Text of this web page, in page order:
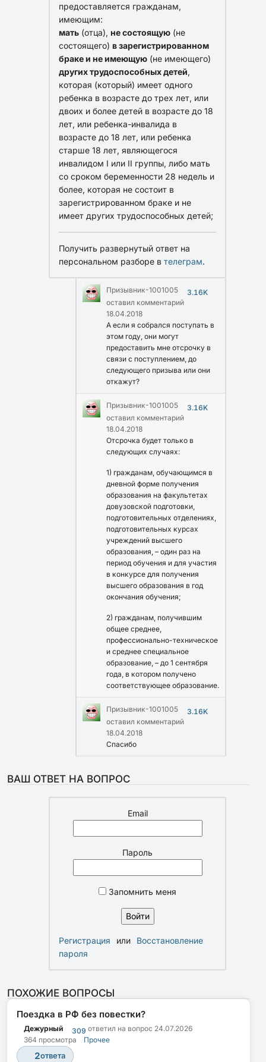
предоставляется гражданам,
имеющим:
мать (отца), не состоящую (не
состоящего) в зарегистрированном
браке и не имеющую (не имеющего)
других трудоспособных детей,
которая (который) имеет одного
ребенка в возрасте до трех лет, или
двоих и более детей в возрасте до 18
лет, или ребенка-инвалида в
возрасте до 18 лет, или ребенка
старше 18 лет, являющегося
инвалидом I или II группы, либо мать
со сроком беременности 28 недель и
более, которая не состоит в
зарегистрированном браке и не
имеет других трудоспособных детей;
Получить развернутый ответ на
персональном разборе в телеграм.
Призывник-1001005
3.16K
оставил комментарий
18.04.2018
А если я собрался поступать в
этом году, они могут
предоставить мне отсрочку в
связи с поступлением, до
следующего призыва или они
откажут?
Призывник-1001005
3.16K
оставил комментарий
18.04.2018
Отсрочка будет только в
следующих случаях:
1) гражданам, обучающимся в
дневной форме получения
образования на факультетах
довузовской подготовки,
подготовительных отделениях,
подготовительных курсах
учреждений высшего
образования, – один раз на
период обучения и для участия
в конкурсе для получения
высшего образования в год
окончания обучения;
2) гражданам, получившим
общее среднее,
профессионально-техническое
и среднее специальное
образование, – до 1 сентября
года, в котором получено
соответствующее образование.
Призывник-1001005
3.16K
оставил комментарий
18.04.2018
Спасибо
ВАШ ОТВЕТ НА ВОПРОС
Email
Пароль
Запомнить меня
Регистрация или
Восстановление
пароля
ПОХОЖИЕ ВОПРОСЫ
Поездка в РФ без повестки?
Дежурный 309 ответил на вопрос 24.07.2026
364 просмотра
Прочее
2ответа